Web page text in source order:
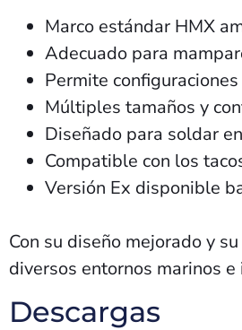
Marco estándar HMX
Adecuado para
Permite
Múltiples tamaños y
Diseñado para soldar
Compatible con los
Versión Ex disponible
Con su diseño mejorado y
diversos entornos marinos
Descargas